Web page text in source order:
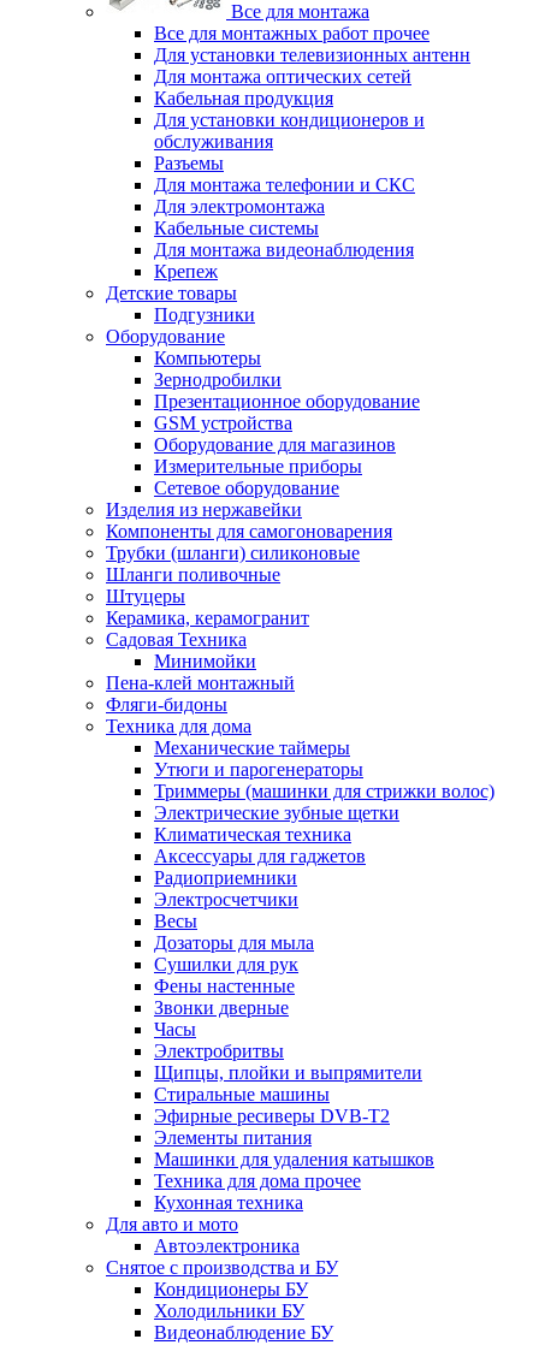
Все для монтажа
Все для монтажных работ прочее
Для установки телевизионных антенн
Для монтажа оптических сетей
Кабельная продукция
Для установки кондиционеров и
обслуживания
Разъемы
Для монтажа телефонии и СКС
Для электромонтажа
Кабельные системы
Для монтажа видеонаблюдения
Крепеж
Детские товары
Подгузники
Оборудование
Компьютеры
Зернодробилки
Презентационное оборудование
GSM устройства
Оборудование для магазинов
Измерительные приборы
Сетевое оборудование
Изделия из нержавейки
Компоненты для самогоноварения
Трубки (шланги) силиконовые
Шланги поливочные
Штуцеры
Керамика, керамогранит
Садовая Техника
Минимойки
Пена-клей монтажный
Фляги-бидоны
Техника для дома
Механические таймеры
Утюги и парогенераторы
Триммеры (машинки для стрижки волос)
Электрические зубные щетки
Климатическая техника
Аксессуары для гаджетов
Радиоприемники
Электросчетчики
Весы
Дозаторы для мыла
Сушилки для рук
Фены настенные
Звонки дверные
Часы
Электробритвы
Щипцы, плойки и выпрямители
Стиральные машины
Эфирные ресиверы DVB-T2
Элементы питания
Машинки для удаления катышков
Техника для дома прочее
Кухонная техника
Для авто и мото
Автоэлектроника
Снятое с производства и БУ
Кондиционеры БУ
Холодильники БУ
Видеонаблюдение БУ